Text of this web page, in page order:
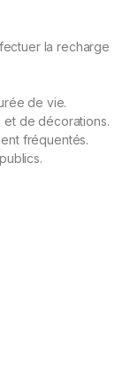
la recharge
de vie.
et de décorations.
fréquentés.